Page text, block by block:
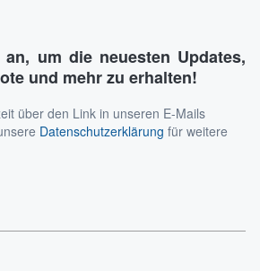
um die neuesten Updates,
und mehr zu erhalten!
über den Link in unseren E-Mails
Datenschutzerklärung für weitere